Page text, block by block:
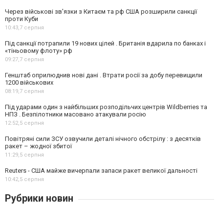
Через військові зв'язки з Китаєм та рф США розширили санкції
проти Куби
10:43,7 серпня
Під санкції потрапили 19 нових цілей . Британія вдарила по банках і
«тіньовому флоту» рф
09:27,7 серпня
Генштаб оприлюднив нові дані . Втрати росії за добу перевищили
1200 військових
08:19,7 серпня
Під ударами один з найбільших розподільчих центрів Wildberries та
НПЗ . Безпілотники масовано атакували росію
12:52,5 серпня
Повітряні сили ЗСУ озвучили деталі нічного обстрілу : з десятків
ракет – жодної збитої
11:29,5 серпня
Reuters - США майже вичерпали запаси ракет великої дальності
10:42,5 серпня
Рубрики новин